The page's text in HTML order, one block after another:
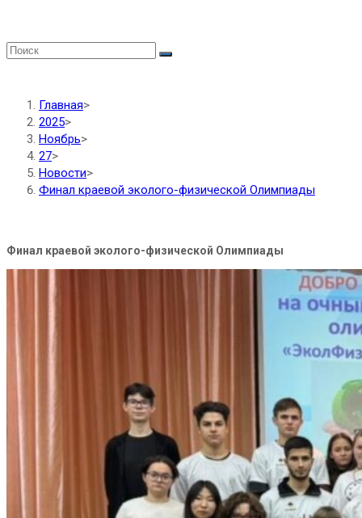
Главная>
2025>
Ноябрь>
27>
Новости>
Финал краевой эколого-физической Олимпиады
Финал краевой эколого-физической Олимпиады